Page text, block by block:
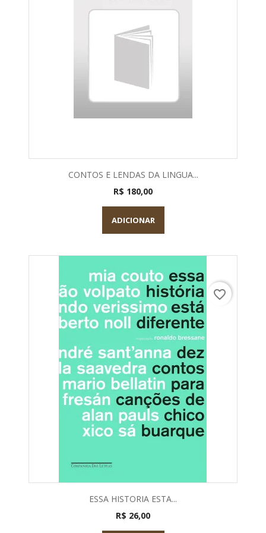
CONTOS E LENDAS DA LINGUA...
R$ 180,00
ADICIONAR
ESSA HISTORIA ESTA...
R$ 26,00
favorite_border